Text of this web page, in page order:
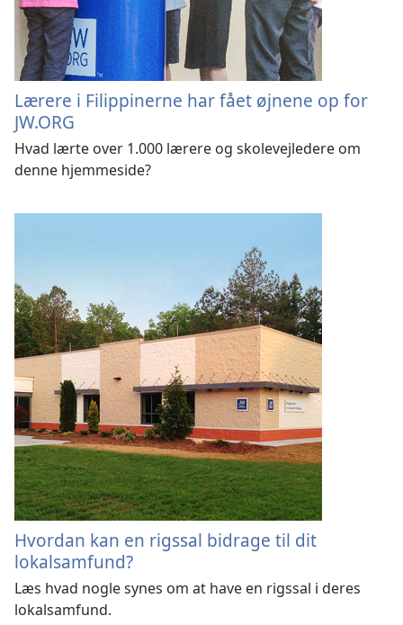
Lærere i Filippinerne har fået øjnene op for
JW.ORG
Hvad lærte over 1.000 lærere og skolevejledere om
denne hjemmeside?
Hvordan kan en rigssal bidrage til dit
lokalsamfund?
Læs hvad nogle synes om at have en rigssal i deres
lokalsamfund.